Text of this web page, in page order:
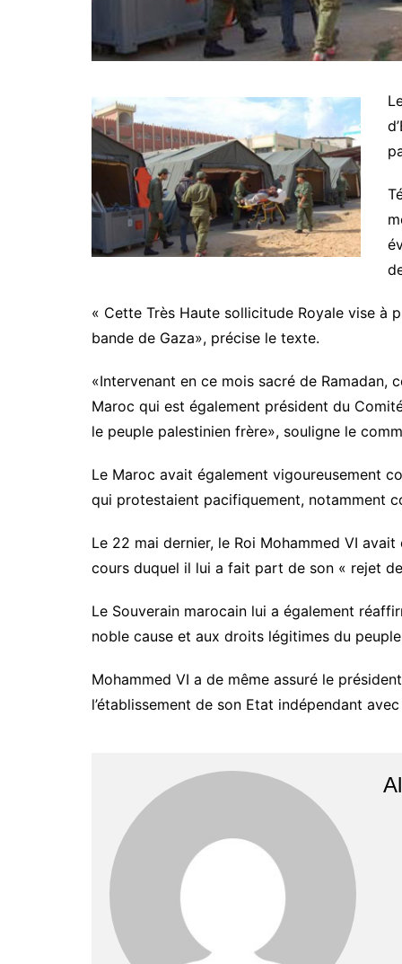
« Cette Très Haute sollicitude Royale vise à
bande de Gaza», précise le texte.
«Intervenant en ce mois sacré de Ramadan,
Maroc qui est également président du
le peuple palestinien frère», souligne le
Le Maroc avait également vigoureusement
qui protestaient pacifiquement, notamment
Le 22 mai dernier, le Roi Mohammed VI
cours duquel il lui a fait part de son « rejet
Le Souverain marocain lui a également
noble cause et aux droits légitimes du
Mohammed VI a de même assuré le
l’établissement de son Etat indépendant